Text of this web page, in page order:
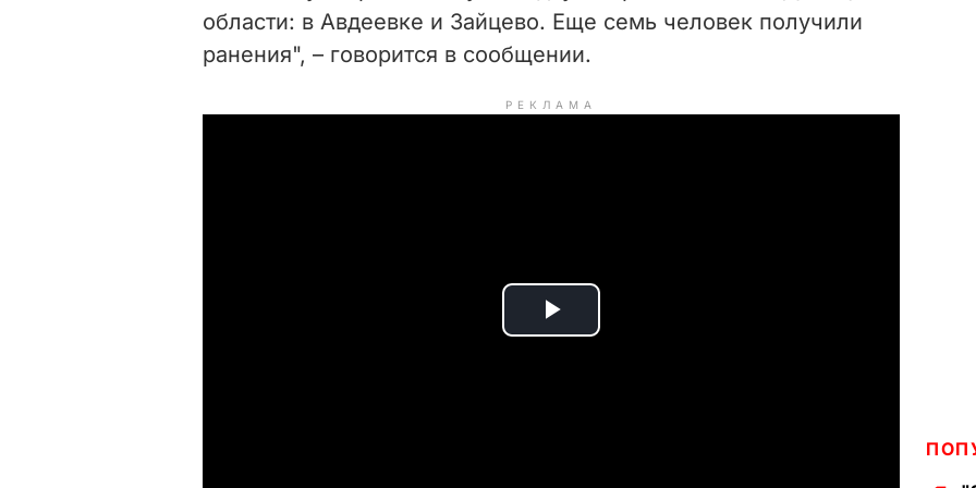
области: в Авдеевке и Зайцево. Еще семь человек получили
ранения", – говорится в сообщении.
РЕКЛАМА
P